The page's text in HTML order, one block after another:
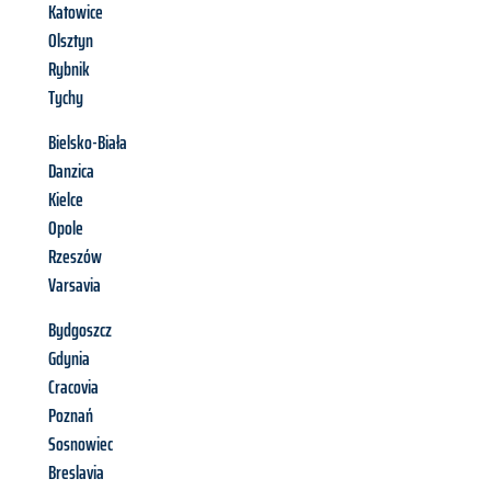
Katowice
Olsztyn
Rybnik
Tychy
Bielsko-Biała
Danzica
Kielce
Opole
Rzeszów
Varsavia
Bydgoszcz
Gdynia
Cracovia
Poznań
Sosnowiec
Breslavia